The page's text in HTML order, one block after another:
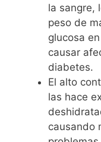
la sangre,
peso de
glucosa
causar
diabetes.
El alto
las hace
causando